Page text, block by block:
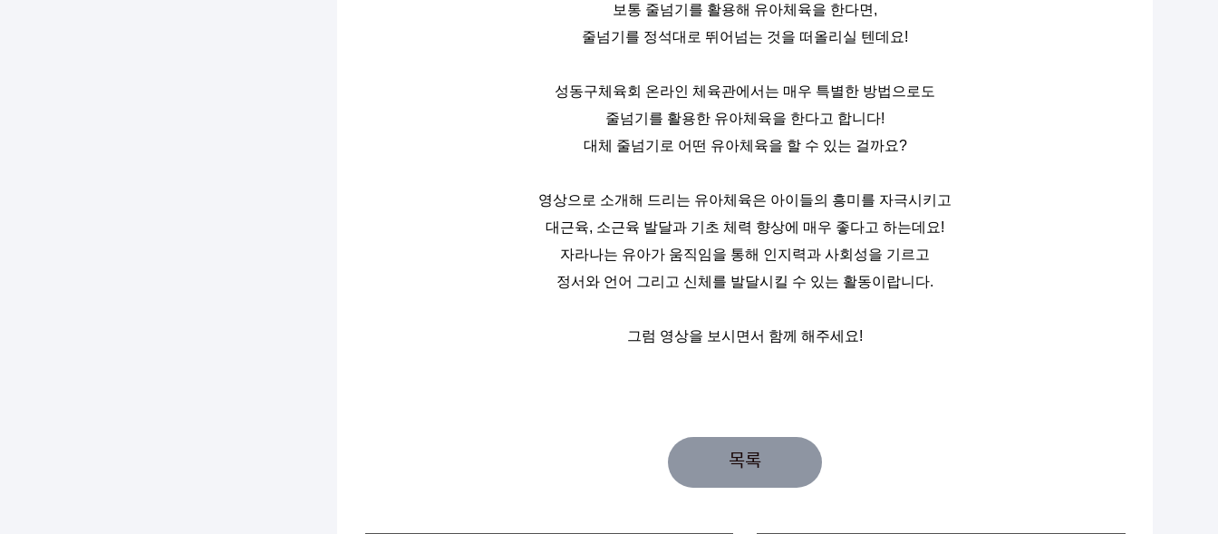
보통 줄넘기를 활용해 유아체육을 한다면,
줄넘기를 정석대로 뛰어넘는 것을 떠올리실 텐데요!
성동구체육회 온라인 체육관에서는 매우 특별한 방법으로도
줄넘기를 활용한 유아체육을 한다고 합니다!
대체 줄넘기로 어떤 유아체육을 할 수 있는 걸까요?
영상으로 소개해 드리는 유아체육은 아이들의 흥미를 자극시키고
대근육, 소근육 발달과 기초 체력 향상에 매우 좋다고 하는데요!
자라나는 유아가 움직임을 통해 인지력과 사회성을 기르고
정서와 언어 그리고 신체를 발달시킬 수 있는 활동이랍니다.
그럼 영상을 보시면서 함께 해주세요!
목록